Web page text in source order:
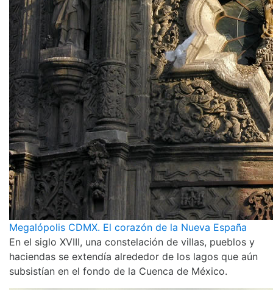
Megalópolis CDMX. El corazón de la Nueva España
En el siglo XVIII, una constelación de villas, pueblos y
haciendas se extendía alrededor de los lagos que aún
subsistían en el fondo de la Cuenca de México.